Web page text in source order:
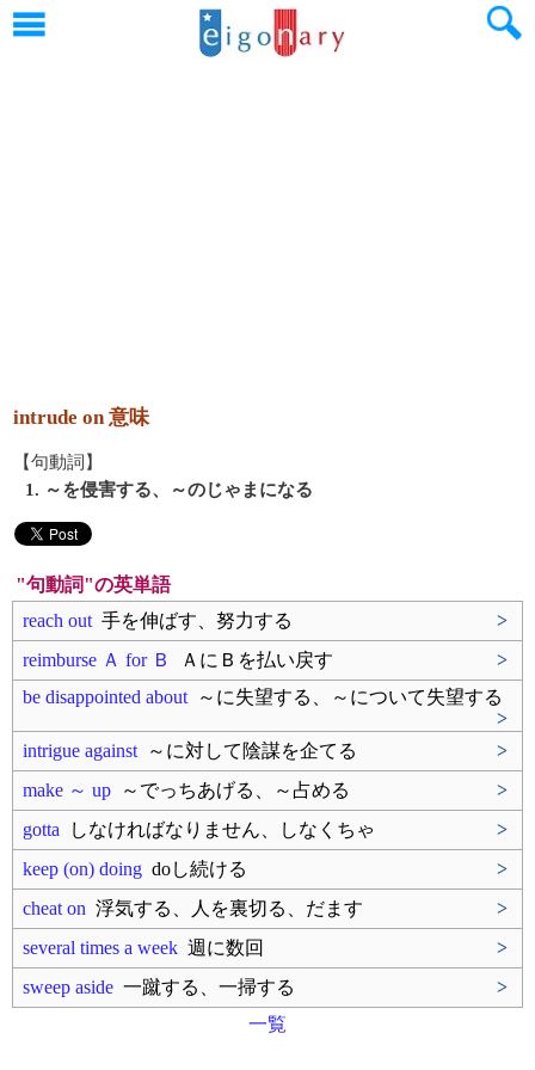
intrude on 意味
【句動詞】
1. ～を侵害する、～のじゃまになる
"句動詞"の英単語
reach out 手を伸ばす、努力する
>
reimburse Ａ for Ｂ
ＡにＢを払い戻す
>
be disappointed about ～に失望する、～について失望する
>
intrigue against ～に対して陰謀を企てる
>
make ～ up ～でっちあげる、～占める
>
gotta しなければなりません、しなくちゃ
>
keep (on) doing doし続ける
>
cheat on 浮気する、人を裏切る、だます
>
several times a week 週に数回
>
sweep aside 一蹴する、一掃する
>
一覧